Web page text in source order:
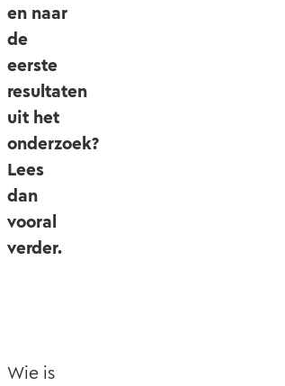
en naar
de
eerste
resultaten
uit het
onderzoek?
Lees
dan
vooral
verder.
Wie is